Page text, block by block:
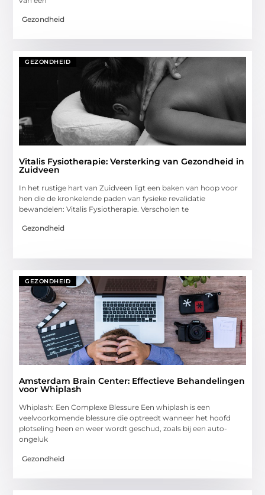
Gezondheid
GEZONDHEID
Vitalis Fysiotherapie: Versterking van Gezondheid in
Zuidveen
In het rustige hart van Zuidveen ligt een baken van hoop voor
hen die de kronkelende paden van fysieke revalidatie
bewandelen: Vitalis Fysiotherapie. Verscholen te
Gezondheid
GEZONDHEID
Amsterdam Brain Center: Effectieve Behandelingen
voor Whiplash
Whiplash: Een Complexe Blessure Een whiplash is een
veelvoorkomende blessure die optreedt wanneer het hoofd
plotseling heen en weer wordt geschud, zoals bij een auto-
ongeluk
Gezondheid